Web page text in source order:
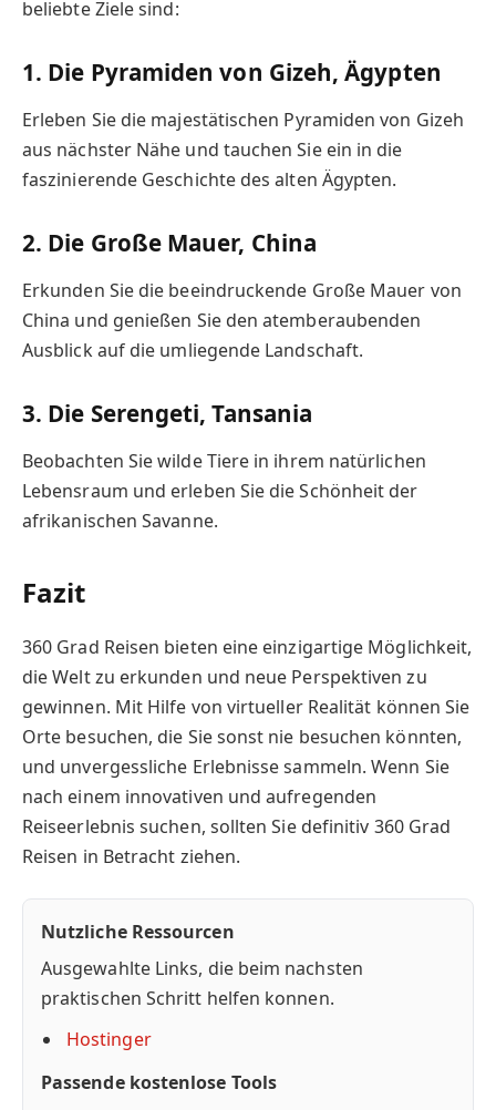
beliebte Ziele sind:
1. Die Pyramiden von Gizeh, Ägypten
Erleben Sie die majestätischen Pyramiden von Gizeh
aus nächster Nähe und tauchen Sie ein in die
faszinierende Geschichte des alten Ägypten.
2. Die Große Mauer, China
Erkunden Sie die beeindruckende Große Mauer von
China und genießen Sie den atemberaubenden
Ausblick auf die umliegende Landschaft.
3. Die Serengeti, Tansania
Beobachten Sie wilde Tiere in ihrem natürlichen
Lebensraum und erleben Sie die Schönheit der
afrikanischen Savanne.
Fazit
360 Grad Reisen bieten eine einzigartige Möglichkeit,
die Welt zu erkunden und neue Perspektiven zu
gewinnen. Mit Hilfe von virtueller Realität können Sie
Orte besuchen, die Sie sonst nie besuchen könnten,
und unvergessliche Erlebnisse sammeln. Wenn Sie
nach einem innovativen und aufregenden
Reiseerlebnis suchen, sollten Sie definitiv 360 Grad
Reisen in Betracht ziehen.
Nutzliche Ressourcen
Ausgewahlte Links, die beim nachsten
praktischen Schritt helfen konnen.
Hostinger
Passende kostenlose Tools